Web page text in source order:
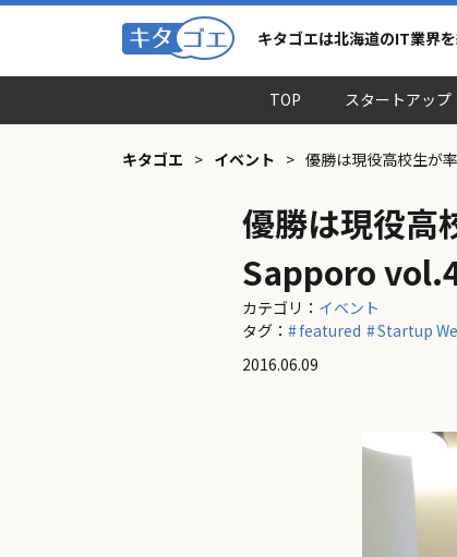
キタゴエは北海道のIT業界を
TOP スタートアップ
キタゴエ > イベント > 優勝は現役高校生が
優勝は現役高
Sapporo
カテゴリ： イベント
タグ：
featured Startup
2016.06.09